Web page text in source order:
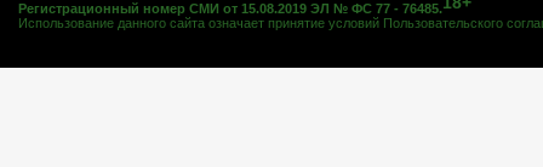
Регистрационный номер СМИ от 15.08.2019 ЭЛ № ФС 77 - 76485.
Использование данного сайта означает принятие условий Пользовательского